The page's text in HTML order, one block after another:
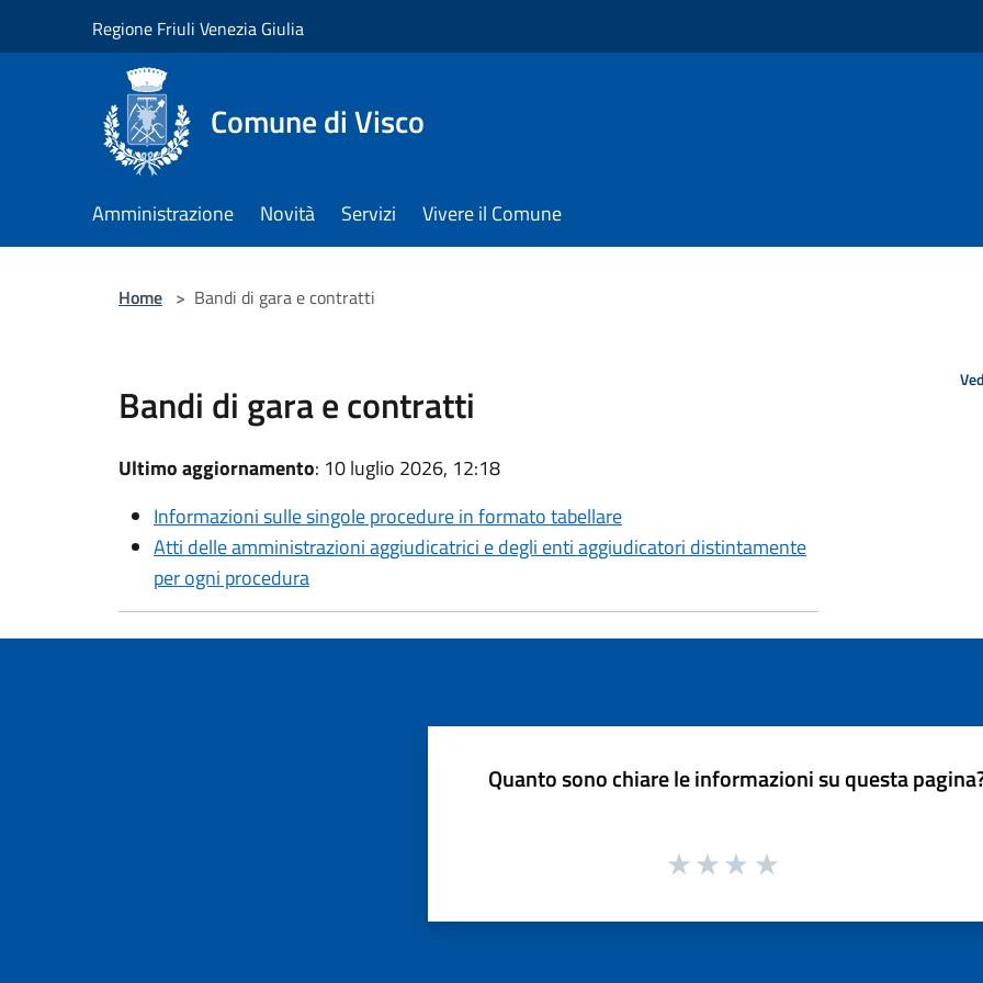
Regione Friuli Venezia Giulia
Comune di Visco
Amministrazione Novità Servizi Vivere il Comune
Home > Bandi di gara e contratti
Bandi di gara e contratti
Ultimo aggiornamento: 10 luglio 2026, 12:18
Informazioni sulle singole procedure in formato tabellare
Atti delle amministrazioni aggiudicatrici e degli enti aggiudicatori distintamente
per ogni procedura
Quanto sono chiare le informazioni su questa